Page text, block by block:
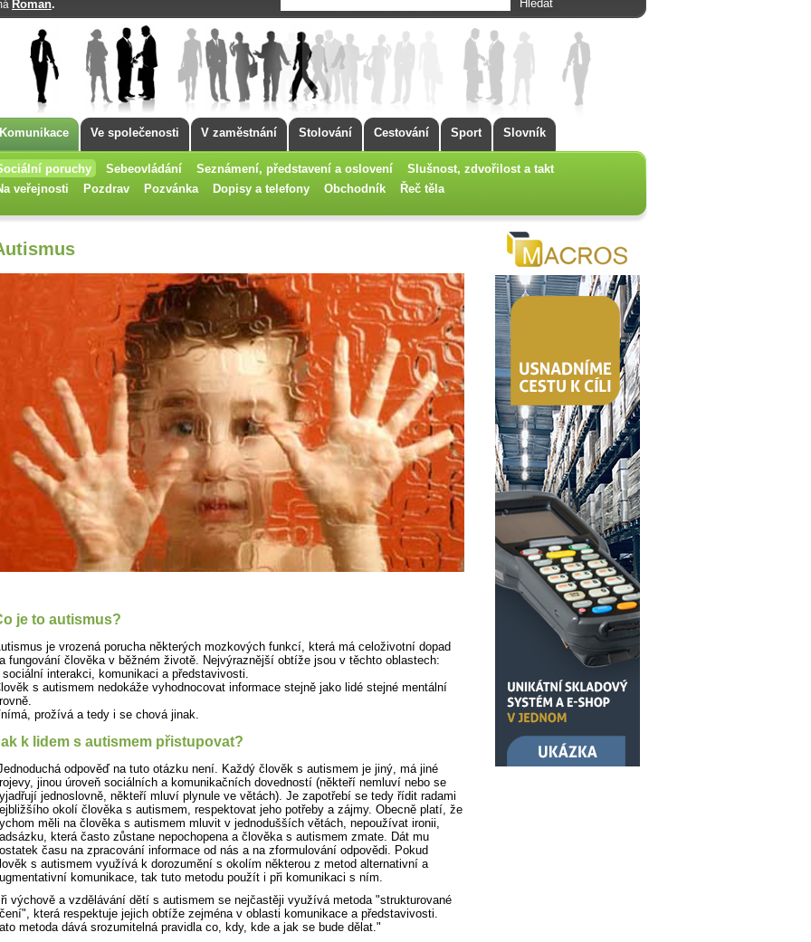
Roman.
Komunikace Ve společenosti V zaměstnání Stolování Cestování Sport Slovník
poruchy Sebeovládání Seznámení, představení a oslovení
Slušnost, zdvořilost a takt
veřejnosti
Pozdrav Pozvánka Dopisy a telefony Obchodník
Řeč těla
je to autismus?
je vrozená porucha některých mozkových funkcí, která má celoživotní dopad
fungování člověka v běžném životě. Nejvýraznější obtíže jsou v těchto oblastech:
sociální interakci, komunikaci a představivosti.
s autismem nedokáže vyhodnocovat informace stejně jako lidé stejné mentální
prožívá a tedy i se chová jinak.
k lidem s autismem přistupovat?
odpověď na tuto otázku není. Každý člověk s autismem je jiný, má jiné
jinou úroveň sociálních a komunikačních dovedností (někteří nemluví nebo se
jednoslovně, někteří mluví plynule ve větách). Je zapotřebí se tedy řídit radami
okolí člověka s autismem, respektovat jeho potřeby a zájmy. Obecně platí, že
měli na člověka s autismem mluvit v jednodušších větách, nepoužívat ironii,
která často zůstane nepochopena a člověka s autismem zmate. Dát mu
času na zpracování informace od nás a na zformulování odpovědi. Pokud
s autismem využívá k dorozumění s okolím některou z metod alternativní a
komunikace, tak tuto metodu použít i při komunikaci s ním.
výchově a vzdělávání dětí s autismem se nejčastěji využívá metoda "strukturované
která respektuje jejich obtíže zejména v oblasti komunikace a představivosti.
metoda dává srozumitelná pravidla co, kdy, kde a jak se bude dělat."